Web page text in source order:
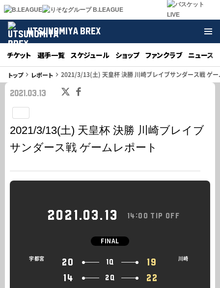
UTSUNOMIYA BREX
チケット 選手一覧 スケジュール ショップ ファンクラブ ニュース
トップkeyboard_arrow_right レポート keyboard_arrow_right 2021/3/13(土) 天皇杯 決勝 川崎ブレイブサンダース戦 ゲ
2021.03.13
2021/3/13(土) 天皇杯 決勝 川崎ブレイブ
サンダース戦 ゲームレポート
2021.03.13 14:00 TIP OFF
FINAL
宇都宮 20 1Q
19
14
2Q
22
川崎